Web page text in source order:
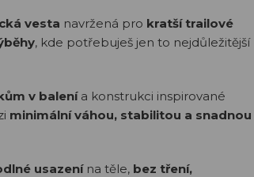
vesta navržená pro kratší trailové
, kde potřebuješ jen to nejdůležitější
v balenía konstrukci inspirované
minimální váhou, stabilitou a snadnou
usazenína těle, bez tření,